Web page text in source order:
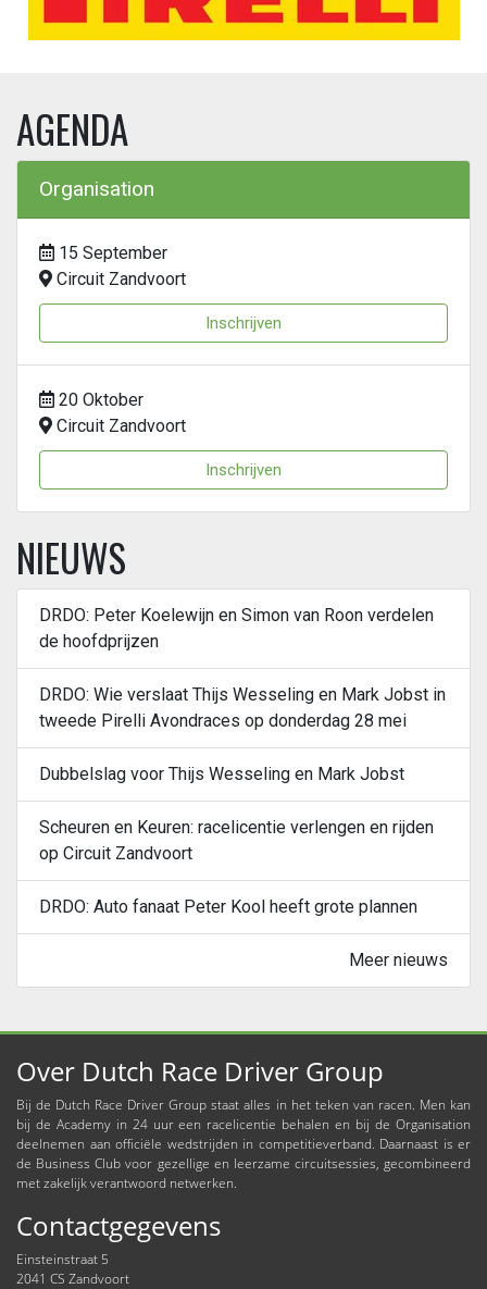
AGENDA
Organisation
15 September
Circuit Zandvoort
Inschrijven
20 Oktober
Circuit Zandvoort
Inschrijven
NIEUWS
DRDO: Peter Koelewijn en Simon van Roon verdelen
de hoofdprijzen
DRDO: Wie verslaat Thijs Wesseling en Mark Jobst in
tweede Pirelli Avondraces op donderdag 28 mei
Dubbelslag voor Thijs Wesseling en Mark Jobst
Scheuren en Keuren: racelicentie verlengen en rijden
op Circuit Zandvoort
DRDO: Auto fanaat Peter Kool heeft grote plannen
Meer nieuws
Over Dutch Race Driver Group
Bij de Dutch Race Driver Group staat alles in het teken van racen. Men kan
bij de Academy in 24 uur een racelicentie behalen en bij de Organisation
deelnemen aan officiële wedstrijden in competitieverband. Daarnaast is er
de Business Club voor gezellige en leerzame circuitsessies, gecombineerd
met zakelijk verantwoord netwerken.
Contactgegevens
Einsteinstraat 5
2041 CS Zandvoort